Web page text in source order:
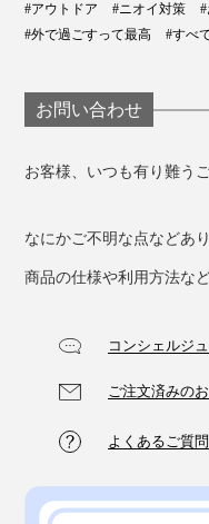
#アウトドア #ニオイ対策
#外で過ごすって最高
#すべ
お問い合わせ
お客様、いつも有り難う
なにかご不明な点などあ
商品の仕様や利用方法な
コンシェルジ
ご注文済みの
よくあるご質問